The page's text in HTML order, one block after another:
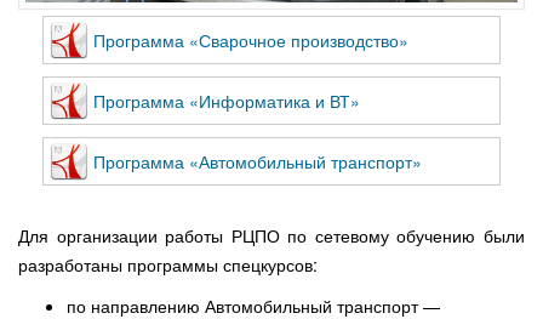
Программа «Сварочное производство»
Программа «Информатика и ВТ»
Программа «Автомобильный транспорт»
Для организации работы РЦПО по сетевому обучению были
разработаны программы спецкурсов:
по направлению Автомобильный транспорт —